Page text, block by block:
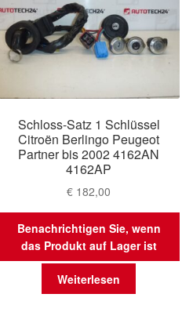
Schloss-Satz 1 Schlüssel
Citroën Berlingo Peugeot
Partner bis 2002 4162AN
4162AP
€ 182,00
Benachrichtigen Sie, wenn
das Produkt auf Lager ist
Weiterlesen